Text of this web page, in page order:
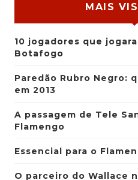
MAIS
10 jogadores que
Botafogo
Paredão Rubro Negro:
em 2013
A passagem de Tele
Flamengo
Essencial para o
O parceiro do Wallace